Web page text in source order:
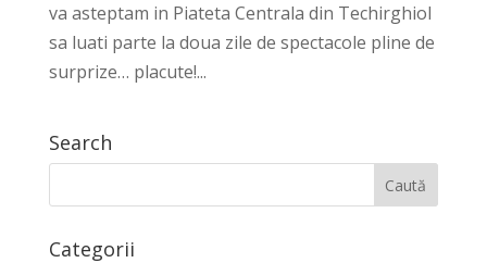
va asteptam in Piateta Centrala din Techirghiol
sa luati parte la doua zile de spectacole pline de
surprize… placute!...
Search
Categorii